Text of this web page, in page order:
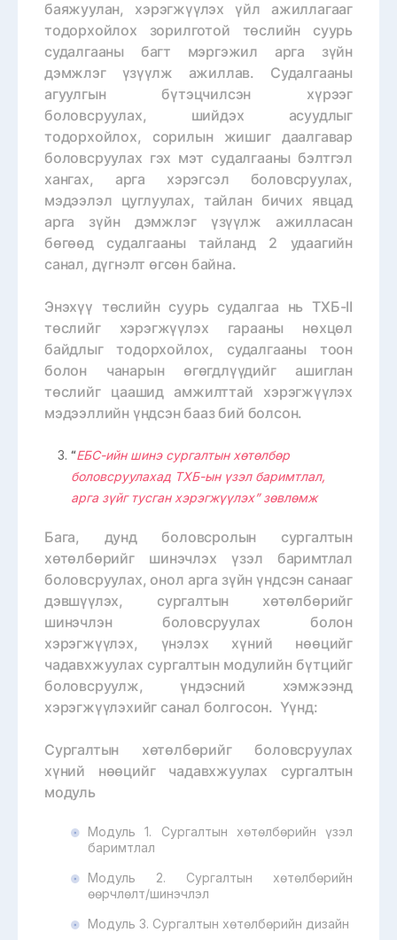
баяжуулан, хэрэгжүүлэх үйл ажиллагааг
тодорхойлох зорилготой төслийн суурь
судалгааны багт мэргэжил арга зүйн
дэмжлэг үзүүлж ажиллав. Судалгааны
агуулгын бүтэцчилсэн хүрээг
боловсруулах, шийдэх асуудлыг
тодорхойлох, сорилын жишиг даалгавар
боловсруулах гэх мэт судалгааны бэлтгэл
хангах, арга хэрэгсэл боловсруулах,
мэдээлэл цуглуулах, тайлан бичих явцад
арга зүйн дэмжлэг үзүүлж ажилласан
бөгөөд судалгааны тайланд 2 удаагийн
санал, дүгнэлт өгсөн байна.
Энэхүү төслийн суурь судалгаа нь ТХБ-II
төслийг хэрэгжүүлэх гарааны нөхцөл
байдлыг тодорхойлох, судалгааны тоон
болон чанарын өгөгдлүүдийг ашиглан
төслийг цаашид амжилттай хэрэгжүүлэх
мэдээллийн үндсэн бааз бий болсон.
“ЕБС-ийн шинэ сургалтын хөтөлбөр
боловсруулахад ТХБ-ын үзэл баримтлал,
арга зүйг тусган хэрэгжүүлэх” зөвлөмж
Бага, дунд боловсролын сургалтын
хөтөлбөрийг шинэчлэх үзэл баримтлал
боловсруулах, онол арга зүйн үндсэн санааг
дэвшүүлэх, сургалтын хөтөлбөрийг
шинэчлэн боловсруулах болон
хэрэгжүүлэх, үнэлэх хүний нөөцийг
чадавхжуулах сургалтын модулийн бүтцийг
боловсруулж, үндэсний хэмжээнд
хэрэгжүүлэхийг санал болгосон. Үүнд:
Сургалтын хөтөлбөрийг боловсруулах
хүний нөөцийг чадавхжуулах сургалтын
модуль
Модуль 1. Сургалтын хөтөлбөрийн үзэл
баримтлал
Модуль 2. Сургалтын хөтөлбөрийн
өөрчлөлт/шинэчлэл
Модуль 3. Сургалтын хөтөлбөрийн дизайн